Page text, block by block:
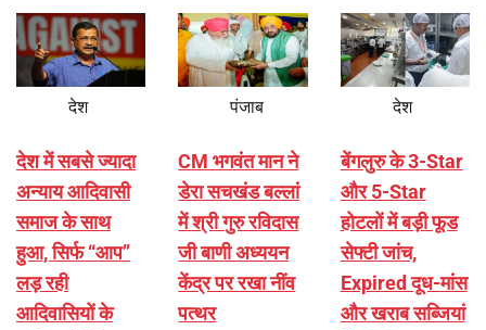
देश
देश में सबसे ज्यादा
अन्याय आदिवासी
समाज के साथ
हुआ, सिर्फ ‘‘आप’’
लड़ रही
आदिवासियों के
पंजाब
CM भगवंत मान ने
डेरा सचखंड बल्लां
में श्री गुरु रविदास
जी बाणी अध्ययन
केंद्र पर रखा नींव
पत्थर
देश
बेंगलुरु के 3-Star
और 5-Star
होटलों में बड़ी फूड
सेफ्टी जांच,
Expired दूध-मांस
और खराब सब्जियां